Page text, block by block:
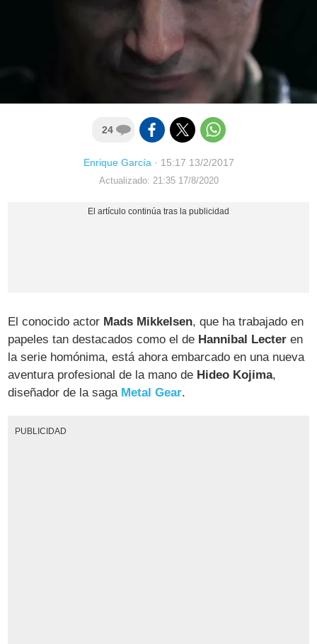
24
Enrique García· 15:17 13/2/2017
Actualizado: 21:35 17/8/2020
El conocido actor Mads Mikkelsen, que ha trabajado en
papeles tan destacados como el de Hannibal Lecter en
la serie homónima, está ahora embarcado en una nueva
aventura profesional de la mano de Hideo Kojima,
diseñador de la saga Metal Gear.
PUBLICIDAD